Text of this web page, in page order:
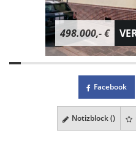
498.000,- €
Facebook
Notizblock ()